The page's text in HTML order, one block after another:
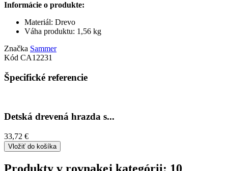
Informácie o produkte:
Materiál: Drevo
Váha produktu: 1,56 kg
Značka Sammer
Kód CA12231
Špecifické referencie
Detská drevená hrazda s...
33,72 €
Vložiť do košíka